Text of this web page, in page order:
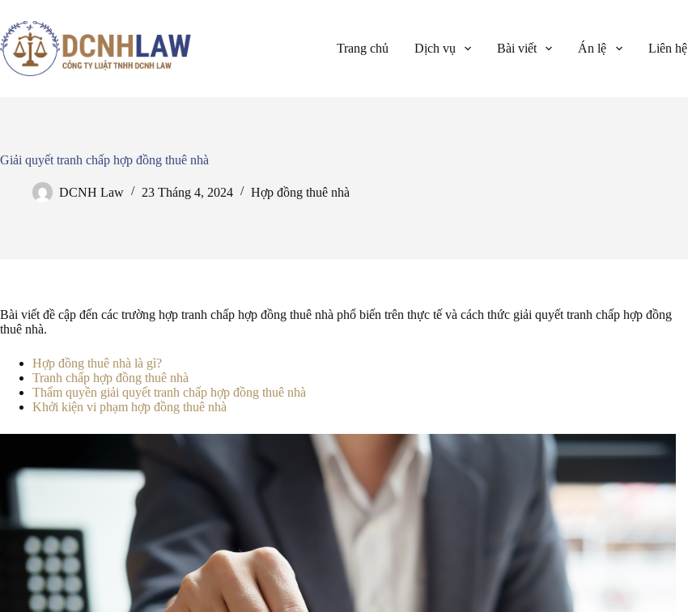
đến
phần
nội
dung
Trang chủ Dịch vụ Bài viết Án lệ Liên hệ
Giải quyết tranh chấp hợp đồng thuê nhà
DCNH Law 23 Tháng 4, 2024 Hợp đồng thuê nhà
Bài viết đề cập đến các trường hợp tranh chấp hợp đồng thuê nhà phổ biến trên thực tế và cách thức giải quyết tranh chấp hợp đồng
thuê nhà.
Hợp đồng thuê nhà là gì?
Tranh chấp hợp đồng thuê nhà
Thẩm quyền giải quyết tranh chấp hợp đồng thuê nhà
Khởi kiện vi phạm hợp đồng thuê nhà